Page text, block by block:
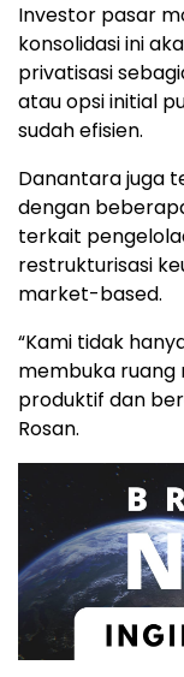
Investor pasar
konsolidasi ini
privatisasi
atau opsi initial
sudah efisien.
Danantara juga
dengan
terkait
restrukturisasi
market-based.
“Kami tidak
membuka ruang
produktif dan
Rosan.